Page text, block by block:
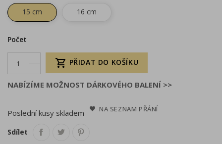
15 cm 16 cm
Počet
 PŘIDAT DO KOŠÍKU
NABÍZÍME MOŽNOST DÁRKOVÉHO BALENÍ >>
Poslední kusy skladem NA SEZNAM PŘÁNÍ
Sdílet